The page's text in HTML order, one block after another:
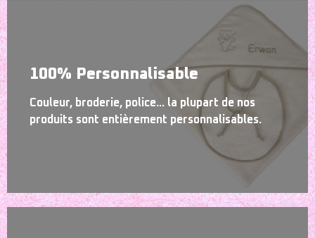
100% Personnalisable
Couleur, broderie, police... la plupart de nos
produits sont entièrement personnalisables.